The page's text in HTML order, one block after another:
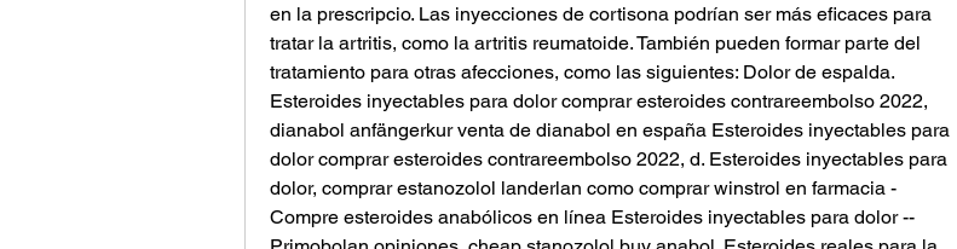
en la prescripcio. Las inyecciones de cortisona podrían ser más eficaces para
tratar la artritis, como la artritis reumatoide. También pueden formar parte del
tratamiento para otras afecciones, como las siguientes: Dolor de espalda.
Esteroides inyectables para dolor comprar esteroides contrareembolso 2022,
dianabol anfängerkur venta de dianabol en españa Esteroides inyectables para
dolor comprar esteroides contrareembolso 2022, d. Esteroides inyectables para
dolor, comprar estanozolol landerlan como comprar winstrol en farmacia -
Compre esteroides anabólicos en línea Esteroides inyectables para dolor --